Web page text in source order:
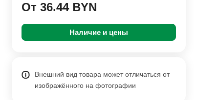
От 36.44 BYN
Наличие и цены
Внешний вид товара может отличаться от
изображённого на фотографии